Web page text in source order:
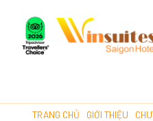
TRANG CHỦ GIỚI THIỆU